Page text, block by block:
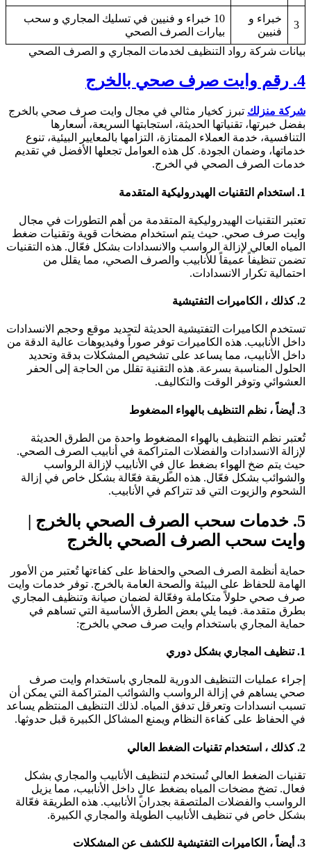
خبراء و
فنيين
10 خبراء و فنيين في تسليك المجاري و سحب
بيارات الصرف الصحي
شركة رواد التنظيف لخدمات المجاري و الصرف الصحي
رقم وايت صرف صحي بالخرج
منزلكتبرز كخيار مثالي في مجال وايت صرف صحي بالخرج
خبرتها، تقنياتها الحديثة، استجابتها السريعة، أسعارها
خدمة العملاء الممتازة، التزامها بالمعايير البيئية، تنوع
وضمان الجودة. كل هذه العوامل تجعلها الأفضل في تقديم
الصرف الصحي في الخرج.
التقنيات الهيدروليكية المتقدمة من أهم التطورات في مجال
صرف صحي. حيث يتم استخدام مضخات قوية وتقنيات ضغط
العالي لإزالة الرواسب والانسدادات بشكل فعّال. هذه التقنيات
تنظيفاً عميقاً للأنابيب والصرف الصحي، مما يقلل من
تكرار الانسدادات.
الكاميرات التفتيشية الحديثة لتحديد موقع وحجم الانسدادات
الأنابيب. هذه الكاميرات توفر صوراً وفيديوهات عالية الدقة من
الأنابيب، مما يساعد على تشخيص المشكلات بدقة وتحديد
المناسبة بسرعة. هذه التقنية تقلل من الحاجة إلى الحفر
وتوفر الوقت والتكاليف.
نظم التنظيف بالهواء المضغوط واحدة من الطرق الحديثة
الانسدادات والفضلات المتراكمة في أنابيب الصرف الصحي.
يتم ضخ الهواء بضغط عالٍ في الأنابيب لإزالة الرواسب
بشكل فعّال. هذه الطريقة فعّالة بشكل خاص في إزالة
والزيوت التي قد تتراكم في الأنابيب.
خدمات سحب الصرف الصحي بالخرج |
سحب الصرف الصحي بالخرج
أنظمة الصرف الصحي والحفاظ على كفاءتها تُعتبر من الأمور
للحفاظ على البيئة والصحة العامة بالخرج. توفر خدمات وايت
صحي حلولاً متكاملة وفعّالة لضمان صيانة وتنظيف المجاري
متقدمة. فيما يلي بعض الطرق الأساسية التي تساهم في
المجاري باستخدام وايت صرف صحي بالخرج:
عمليات التنظيف الدورية للمجاري باستخدام وايت صرف
يساهم في إزالة الرواسب والشوائب المتراكمة التي يمكن أن
انسدادات وتعرقل تدفق المياه. لذلك التنظيف المنتظم يساعد
الحفاظ على كفاءة النظام ويمنع المشاكل الكبيرة قبل حدوثها.
الضغط العالي تُستخدم لتنظيف الأنابيب والمجاري بشكل
تضخ مضخات المياه بضغط عالٍ داخل الأنابيب، مما يزيل
والفضلات الملتصقة بجدران الأنابيب. هذه الطريقة فعّالة
خاص في تنظيف الأنابيب الطويلة والمجاري الكبيرة.